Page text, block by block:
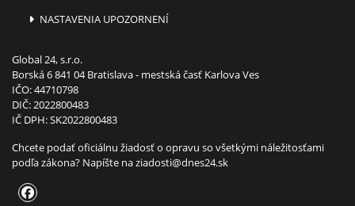
NASTAVENIA UPOZORNENÍ
Global 24, s.r.o.
Borská 6 841 04 Bratislava - mestská časť Karlova Ves
IČO: 44710798
DIČ: 2022800483
IČ DPH: SK2022800483
Chcete podať oficiálnu žiadosť o opravu so všetkými náležitosťami
podľa zákona? Napíšte naziadosti@dnes24.sk